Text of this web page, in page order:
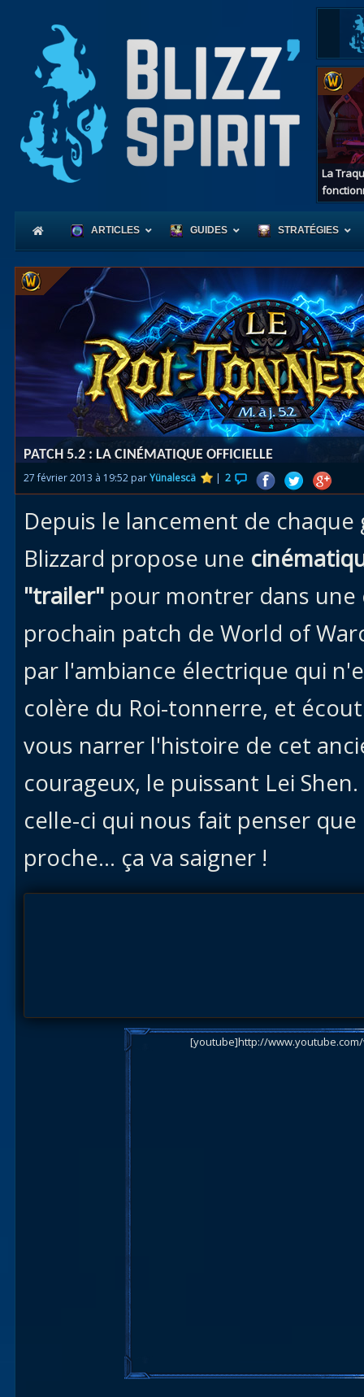
La
ARTICLES GUIDES
Coeur
Races
alliées
des îles
le vol
Uldum
Val
STRATÉGIES
PATCH 5.2 : LA CINÉMATIQUE OFFICIELLE
27 février 2013 à 19:52 parYünalescä | 2
Depuis le lancement de
Blizzard propose une
"trailer" pour montrer dans
prochain patch de World of
par l'ambiance électrique qui
colère du Roi-tonnerre, et
vous narrer l'histoire de cet
courageux, le puissant Lei
celle-ci qui nous fait penser
proche... ça va saigner !
[youtube]http://